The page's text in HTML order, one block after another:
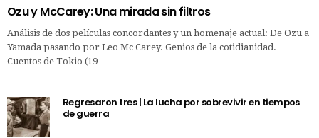
Ozu y McCarey: Una mirada sin filtros
Análisis de dos películas concordantes y un homenaje actual: De Ozu a
Yamada pasando por Leo Mc Carey. Genios de la cotidianidad.
Cuentos de Tokio (19…
Regresaron tres | La lucha por sobrevivir en tiempos
de guerra